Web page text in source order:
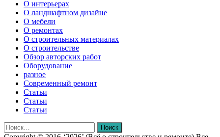
О интерьерах
О ландшафтном дизайне
О мебели
О ремонтах
О строительных материалах
О строительстве
Обзор авторских работ
Оборудование
разное
Современный ремонт
Статьи
Статьи
Статьи
Найти: